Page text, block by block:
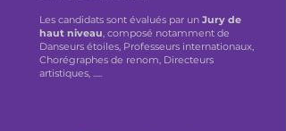
Les candidats sont évalués par un Jury de
haut niveau, composé notamment de
Danseurs étoiles, Professeurs internationaux,
Chorégraphes de renom, Directeurs
artistiques, .....